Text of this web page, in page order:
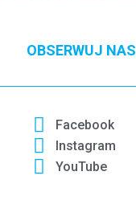
OBSERWUJ NAS
Facebook
Instagram
YouTube